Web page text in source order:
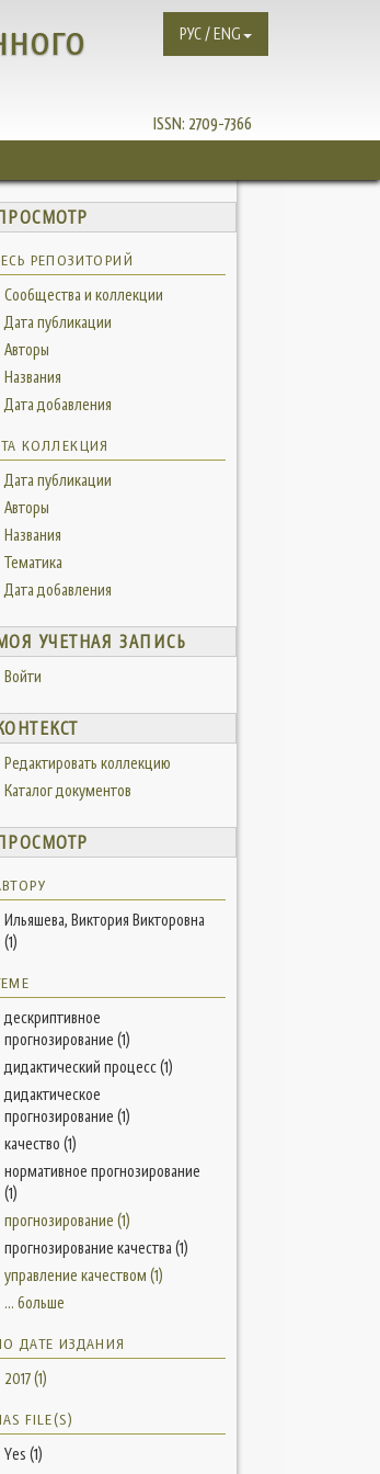
ISSN: 2709-7366
РУС / ENG
РЕПОЗИТОРИЙ
Сообщества и коллекции
Дата публикации
Авторы
Названия
Дата добавления
КОЛЛЕКЦИЯ
Дата публикации
Авторы
Названия
Тематика
Дата добавления
УЧЕТНАЯ ЗАПИСЬ
Войти
Редактировать коллекцию
Каталог документов
Ильяшева, Виктория Викторовна
(1)
дескриптивное
прогнозирование (1)
дидактический процесс (1)
дидактическое
прогнозирование (1)
качество (1)
нормативное прогнозирование
(1)
прогнозирование (1)
прогнозирование качества (1)
управление качеством (1)
... больше
ДАТЕ ИЗДАНИЯ
2017 (1)
FILE(S)
Yes (1)